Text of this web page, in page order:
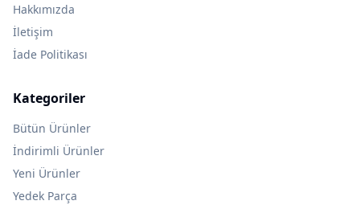
Hakkımızda
İletişim
İade Politikası
Kategoriler
Bütün Ürünler
İndirimli Ürünler
Yeni Ürünler
Yedek Parça